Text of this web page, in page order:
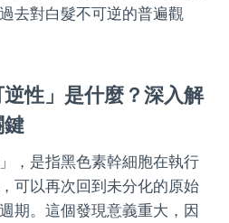
去對白髮不可逆的普遍觀
性」是什麼？深入解
，是指黑色素幹細胞在執行
可以再次回到未分化的原始
期。這個發現意義重大，因